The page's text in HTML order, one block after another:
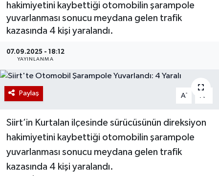
hakimiyetini kaybettiği otomobilin şarampole
yuvarlanması sonucu meydana gelen trafik
kazasında 4 kişi yaralandı.
07.09.2025 - 18:12
YAYINLANMA
Paylaş A- A
Siirt’in Kurtalan ilçesinde sürücüsünün direksiyon
hakimiyetini kaybettiği otomobilin şarampole
yuvarlanması sonucu meydana gelen trafik
kazasında 4 kişi yaralandı.
KÜLTÜR-SANAT
SAĞLIK-YAŞAM
Son Dakika Haberleri
Haber Arşivi